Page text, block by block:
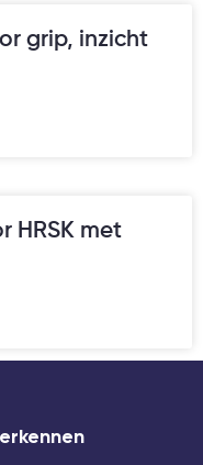
grip, inzicht
HRSK met